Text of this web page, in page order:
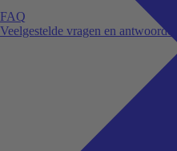
FAQ
Veelgestelde vragen en antwoorden.